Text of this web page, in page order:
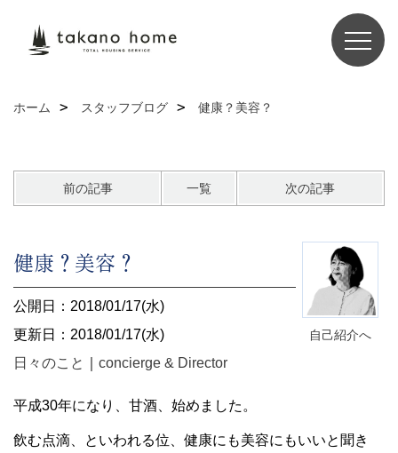
ホーム スタッフブログ 健康？美容？
前の記事 一覧 次の記事
自己紹介へ
健康？美容？
公開日：2018/01/17(水)
更新日：2018/01/17(水)
日々のこと
concierge & Director
平成30年になり、甘酒、始めました。
飲む点滴、といわれる位、健康にも美容にもいいと聞き